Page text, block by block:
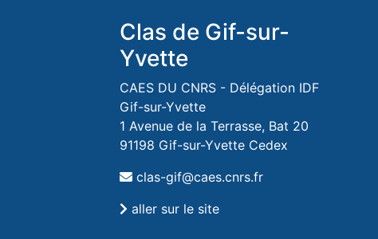
Clas de Gif-sur-
Yvette
CAES DU CNRS - Délégation IDF
Gif-sur-Yvette
1 Avenue de la Terrasse, Bat 20
91198 Gif-sur-Yvette Cedex
clas-gif@caes.cnrs.fr
aller sur le site